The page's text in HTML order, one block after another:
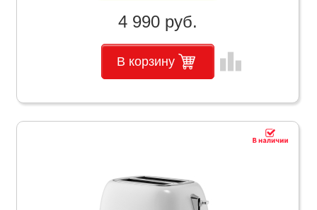
4 990 руб.
В корзину leaderboard